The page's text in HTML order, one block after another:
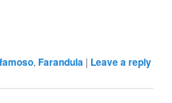
famoso,Farandula | Leave a reply